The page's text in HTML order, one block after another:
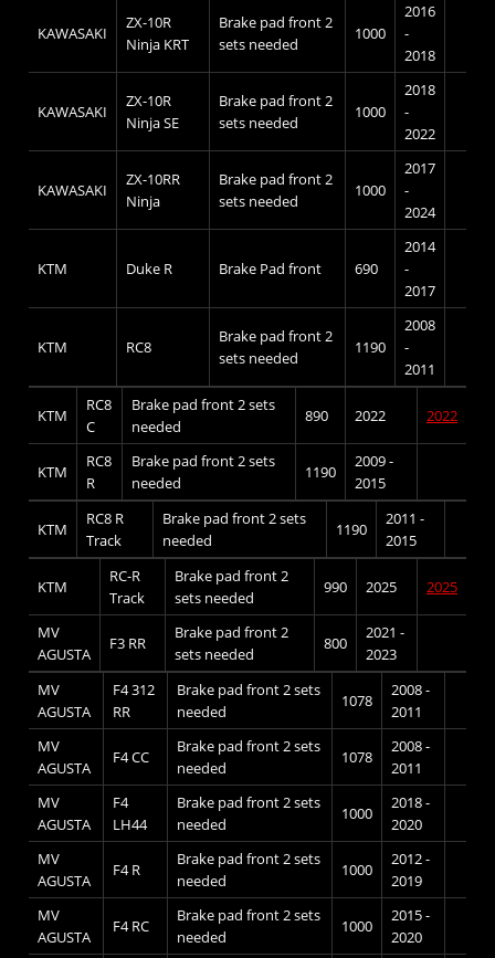
KAWASAKI
ZX-10R
Ninja KRT
Brake pad front 2
sets needed
1000
2016
-
2018
KAWASAKI
ZX-10R
Ninja SE
Brake pad front 2
sets needed
1000
2018
-
2022
KAWASAKI
ZX-10RR
Ninja
Brake pad front 2
sets needed
1000
2017
-
2024
KTM Duke R Brake Pad front 690
2014
-
2017
KTM RC8
Brake pad front 2
sets needed
1190
2008
-
2011
KTM
RC8
C
Brake pad front 2 sets
needed
890 2022 2022
KTM
RC8
R
Brake pad front 2 sets
needed
1190
2009 -
2015
KTM
RC8 R
Track
Brake pad front 2 sets
needed
1190
2011 -
2015
KTM
RC-R
Track
Brake pad front 2
sets needed
990 2025 2025
MV
AGUSTA
F3 RR
Brake pad front 2
sets needed
800
2021 -
2023
MV
AGUSTA
F4 312
RR
Brake pad front 2 sets
needed
1078
2008 -
2011
MV
AGUSTA
F4 CC
Brake pad front 2 sets
needed
1078
2008 -
2011
MV
AGUSTA
F4
LH44
Brake pad front 2 sets
needed
1000
2018 -
2020
MV
AGUSTA
F4 R
Brake pad front 2 sets
needed
1000
2012 -
2019
MV
AGUSTA
F4 RC
Brake pad front 2 sets
needed
1000
2015 -
2020